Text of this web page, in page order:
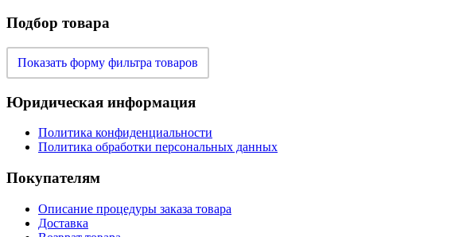
Подбор товара
Показать форму фильтра товаров
Юридическая информация
Политика конфиденциальности
Политика обработки персональных данных
Покупателям
Описание процедуры заказа товара
Доставка